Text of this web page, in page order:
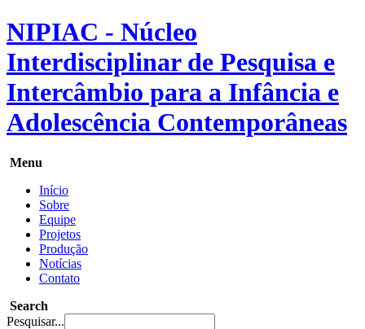
NIPIAC - Núcleo
Interdisciplinar de Pesquisa e
Intercâmbio para a Infância e
Adolescência Contemporâneas
Menu
Início
Sobre
Equipe
Projetos
Produção
Notícias
Contato
Search
Pesquisar...